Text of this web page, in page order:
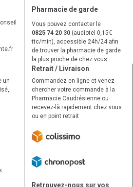
Pharmacie de garde
Vous pouvez contacter le
0825 74 20 30 (audiotel 0,15€
ttc/min), accessible 24h/24 afin
de trouver la pharmacie de garde
la plus proche de chez vous
un
Retrait / Livraison
Commandez en ligne et venez
chercher votre commande à la
Pharmacie Caudrésienne ou
recevez-là rapidement chez vous
ou en point retrait
Retrouvez-nous sur vos